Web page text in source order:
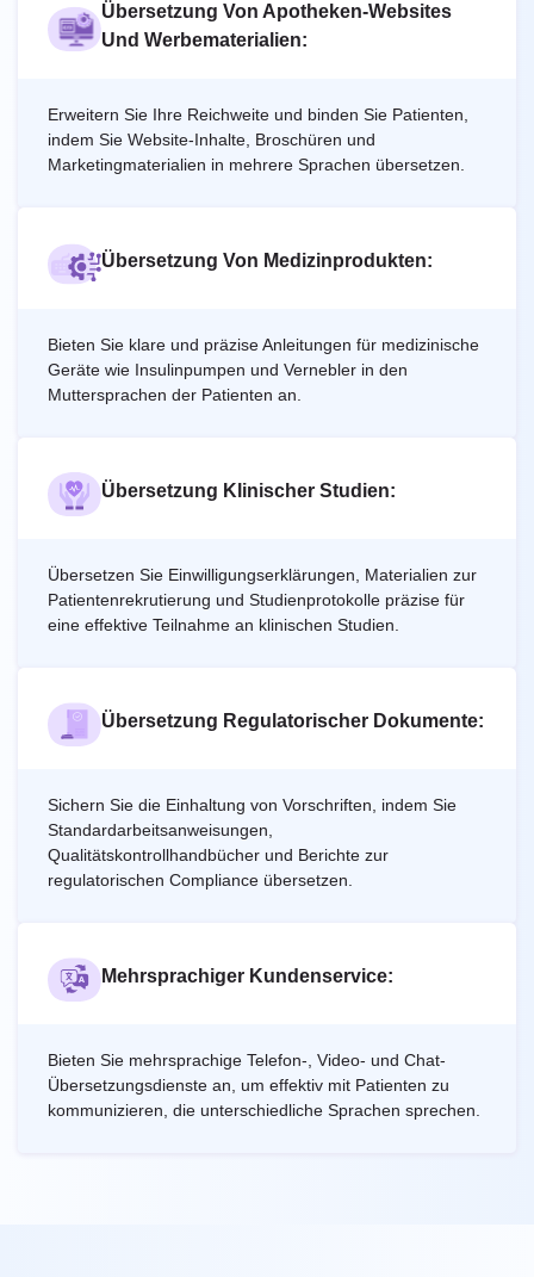
Übersetzung Von Apotheken-Websites
Und Werbematerialien:
Erweitern Sie Ihre Reichweite und binden Sie Patienten,
indem Sie Website-Inhalte, Broschüren und
Marketingmaterialien in mehrere Sprachen übersetzen.
Übersetzung Von Medizinprodukten:
Bieten Sie klare und präzise Anleitungen für medizinische
Geräte wie Insulinpumpen und Vernebler in den
Muttersprachen der Patienten an.
Übersetzung Klinischer Studien:
Übersetzen Sie Einwilligungserklärungen, Materialien zur
Patientenrekrutierung und Studienprotokolle präzise für
eine effektive Teilnahme an klinischen Studien.
Übersetzung Regulatorischer Dokumente:
Sichern Sie die Einhaltung von Vorschriften, indem Sie
Standardarbeitsanweisungen,
Qualitätskontrollhandbücher und Berichte zur
regulatorischen Compliance übersetzen.
Mehrsprachiger Kundenservice:
Bieten Sie mehrsprachige Telefon-, Video- und Chat-
Übersetzungsdienste an, um effektiv mit Patienten zu
kommunizieren, die unterschiedliche Sprachen sprechen.